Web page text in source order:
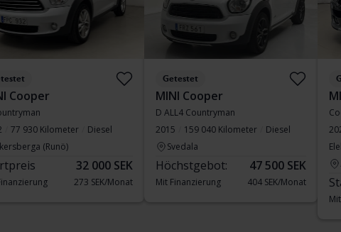
Cooper
77 930 Kilometer
Diesel
(Runö)
32 000 SEK
273 SEK/Monat
Getestet
MINI Cooper
D ALL4 Countryman
2015
159 040 Kilometer
Diesel
Svedala
Höchstgebot: 47 500 SEK
Mit Finanzierung 404 SEK/Monat